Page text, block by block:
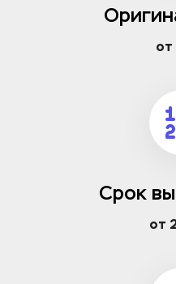
Срок
от